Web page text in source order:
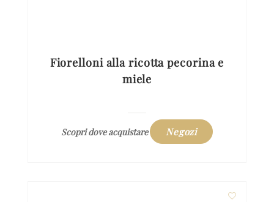
Fiorelloni alla ricotta pecorina e
miele
Scopri dove acquistare Negozi